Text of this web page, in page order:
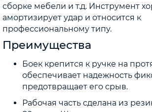
сборке мебели и т.д. Инструмент
амортизирует удар и относится к
профессиональному типу.
Преимущества
Боек крепится к ручке на
обеспечивает надежность
предотвращает его срыв.
Рабочая часть сделана из